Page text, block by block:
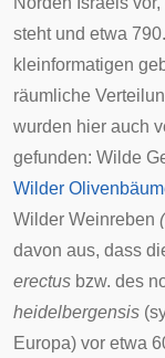
steht und etwa
kleinformatigen
räumliche
wurden hier auch
gefunden: Wilde
Wilder
Wilder Weinreben
davon aus, dass
erectus bzw. des
heidelbergensis
Europa) vor etwa